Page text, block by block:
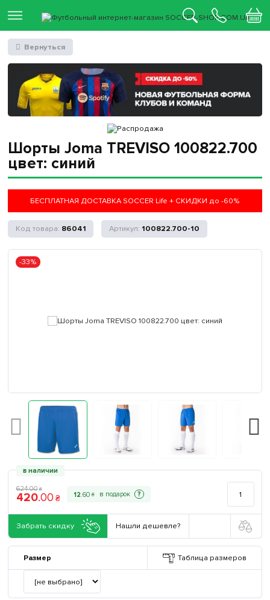
Шорты Joma TREVISO 100822.700
цвет: синий
БЕСПЛАТНАЯ ДОСТАВКА SOCCER Life + СКИДКИ до -60%
86041 100822.700-10
-33%
в наличии
624.00 ₴
420.00 ₴ 12.60 ₴ ?
Забрать скидку Нашли дешевле?
Размер Таблица размеров
Вернуться